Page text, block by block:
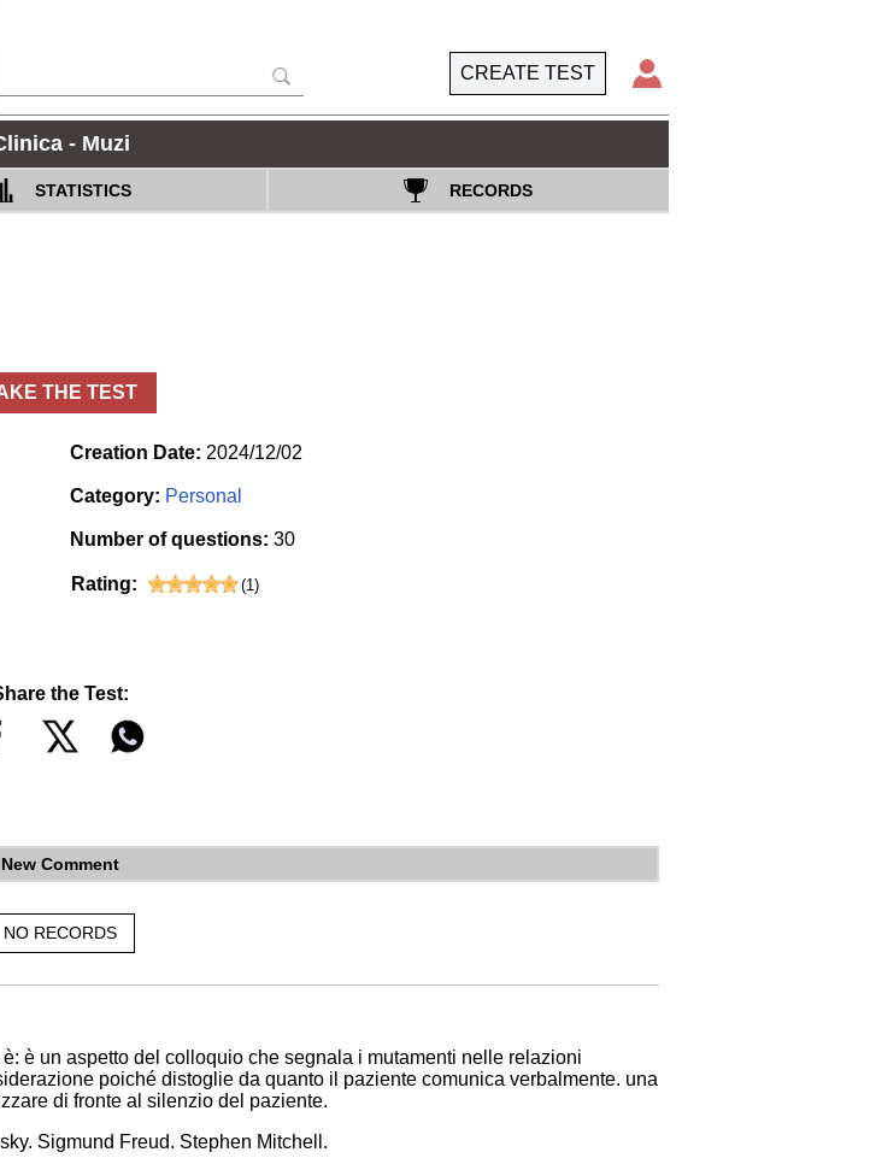
CREATE TEST
- Muzi
STATISTICS RECORDS
THE TEST
Creation Date: 2024/12/02
Category: Personal
Number of questions: 30
Rating: (1 )
the Test:
New Comment
NO RECORDS
è un aspetto del colloquio che segnala i mutamenti nelle relazioni
poiché distoglie da quanto il paziente comunica verbalmente. una
di fronte al silenzio del paziente.
Sigmund Freud. Stephen Mitchell.